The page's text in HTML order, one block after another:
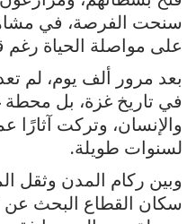
سنحت الفرصة، في
على مواصلة الحياة
بعد مرور ألف يوم، لم
في تاريخ غزة، بل محطة
والإنسان، وتركت
لسنوات طويلة.
وبين ركام المدن وثقل
سكان القطاع البحث عن